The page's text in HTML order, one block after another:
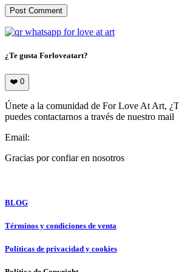
¿Te gusta Forloveatart?
❤️ 0
Únete a la comunidad de For Love At Art,
puedes contactarnos a través de nuestro mail
Email:
Gracias por confiar en nosotros
BLOG
Términos y condiciones de venta
Políticas de privacidad y cookies